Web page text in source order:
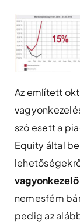
Az említett
szó esett a
Equity által
nemesfém
pedig az